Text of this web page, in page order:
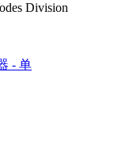
Division
- 单